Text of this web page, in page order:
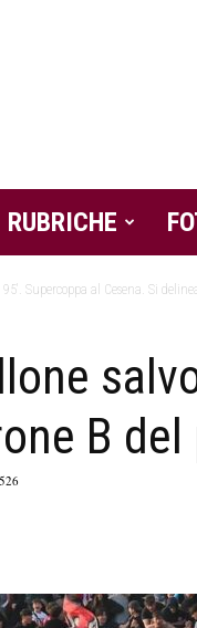
RUBRICHE
Supercoppa al Cesena. Si
B